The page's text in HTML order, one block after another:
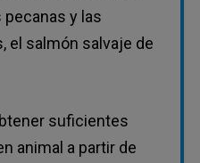
y las
el salmón salvaje de
suficientes
animal a partir de